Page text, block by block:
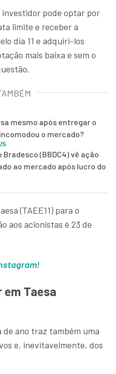
investidor pode optar por
limite e receber a
dia 11 e adquiri-los
mais baixa e sem o
mesmo após entregar o
o mercado?
Bradesco (BBDC4) vê ação
ao mercado após lucro do
(TAEE11) para o
aos acionistas é 23 de
em Taesa
ano traz também uma
e, inevitavelmente, dos